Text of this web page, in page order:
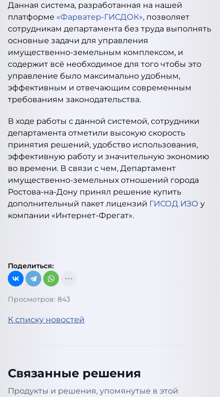
Данная система, разработанная на нашей
платформе «Фарватер-ГИСДОК», позволяет
сотрудникам департамента без труда выполнять
основные задачи для управления
имущественно-земельным комплексом, и
содержит всё необходимое для того чтобы это
управление было максимально удобным,
эффективным и отвечающим современным
требованиям законодательства.
В ходе работы с данной системой, сотрудники
департамента отметили высокую скорость
принятия решений, удобство использования,
эффективную работу и значительную экономию
во времени. В связи с чем, Департамент
имущественно-земельных отношений города
Ростова-на-Дону принял решение купить
дополнительный пакет лицензий ГИСОД ИЗО у
компании «Интернет-Фрегат».
Поделиться:
Просмотров: 843
К списку новостей
Связанные решения
Продукты и решения, упомянутые в этой